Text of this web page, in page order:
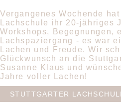
Vergangenes Wochende
Lachschule ihr 20-jähriges
Workshops, Begegnungen,
Lachspaziergang - es war
Lachen und Freude. Wir
Glückwunsch an die
Susanne Klaus und
Jahre voller Lachen!
STUTTGARTER